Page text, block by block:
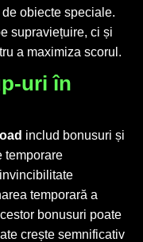
obiecte speciale.
supraviețuire, ci și
a maximiza scorul.
uri în
includ bonusuri și
temporare
temporară a
bonusuri poate
crește semnificativ